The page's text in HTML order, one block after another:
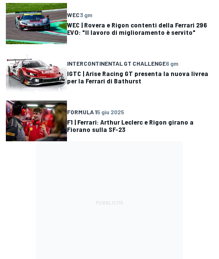
WEC3 gm
WEC | Rovera e Rigon contenti della Ferrari 296
EVO: "Il lavoro di miglioramento è servito"
INTERCONTINENTAL GT CHALLENGE6 gm
IGTC | Arise Racing GT presenta la nuova livrea
per la Ferrari di Bathurst
FORMULA 15 giu 2025
F1 | Ferrari: Arthur Leclerc e Rigon girano a
Fiorano sulla SF-23